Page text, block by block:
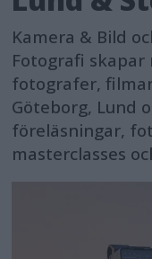
Kamera & Bild
Fotografi
fotografer,
Göteborg, Lund
föreläsningar,
masterclasses